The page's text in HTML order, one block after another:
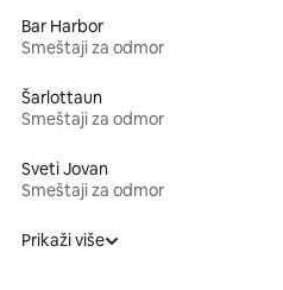
Bar Harbor
Smeštaji za odmor
Šarlottaun
Smeštaji za odmor
Sveti Jovan
Smeštaji za odmor
Prikaži više